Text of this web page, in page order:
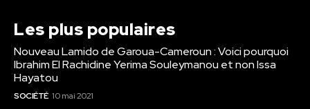
Les plus populaires
Nouveau Lamido de Garoua-Cameroun : Voici pourquoi
Ibrahim El Rachidine Yerima Souleymanou et non Issa
Hayatou
SOCIÉTÉ 10 mai 2021